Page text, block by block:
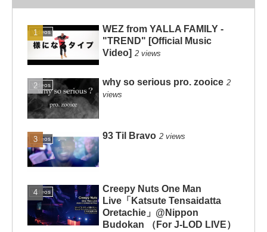
Videos
WEZ from YALLA FAMILY -
"TREND" [Official Music
Video] 2 views
Videos why so serious pro. zooice 2
views
Videos 93 Til Bravo 2 views
Videos
Creepy Nuts One Man
Live「Katsute Tensaidatta
Oretachie」@Nippon
Budokan （For J-LOD LIVE）